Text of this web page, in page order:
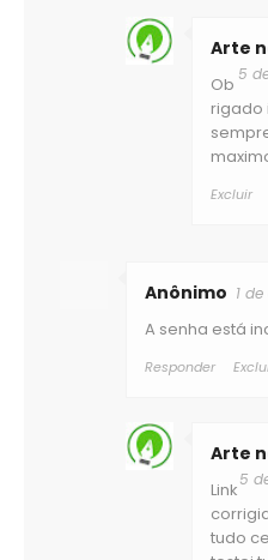
Arte
5
Ob
rigado
Excluir
Anônimo 1
A senha está
Responder
Arte
5
Link
tudo